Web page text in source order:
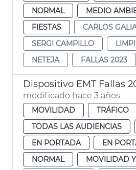
NORMAL
MEDIO
FIESTAS
CARLOS
SERGI CAMPILLO
NETEJA
FALLAS 2023
Dispositivo EMT Fallas
modificado hace 3 años
MOVILIDAD
TRÁFICO
TODAS LAS AUDIENCIAS
EN PORTADA
EN
NORMAL
MOVILIDAD